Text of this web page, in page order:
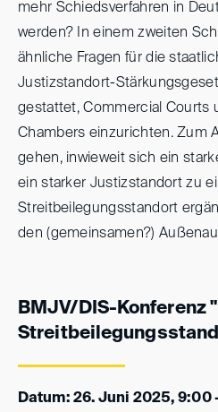
mehr Schiedsverfahren in
werden? In einem zweiten
ähnliche Fragen für die
Justizstandort-
gestattet, Commercial Courts
Chambers einzurichten. Zum
gehen, inwieweit sich ein
ein starker Justizstandort zu
Streitbeilegungsstandort
den (gemeinsamen?)
BMJV/DIS-Konferenz
Datum: 26. Juni 2025, 9:00